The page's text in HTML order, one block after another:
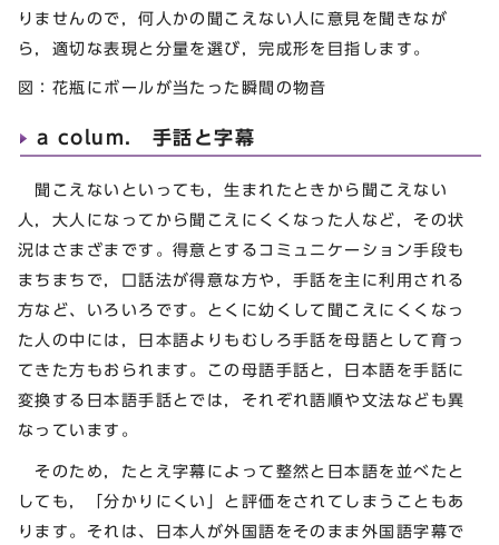
りませんので，何人かの聞こえない人に意見を聞きなが
ら，適切な表現と分量を選び，完成形を目指します。
図：花瓶にボールが当たった瞬間の物音
a colum. 手話と字幕
聞こえないといっても，生まれたときから聞こえない
人，大人になってから聞こえにくくなった人など，その状
況はさまざまです。得意とするコミュニケーション手段も
まちまちで，口話法が得意な方や，手話を主に利用される
方など、いろいろです。とくに幼くして聞こえにくくなっ
た人の中には，日本語よりもむしろ手話を母語として育っ
てきた方もおられます。この母語手話と，日本語を手話に
変換する日本語手話とでは，それぞれ語順や文法なども異
なっています。
そのため，たとえ字幕によって整然と日本語を並べたと
しても，「分かりにくい」と評価をされてしまうこともあ
ります。それは、日本人が外国語をそのまま外国語字幕で